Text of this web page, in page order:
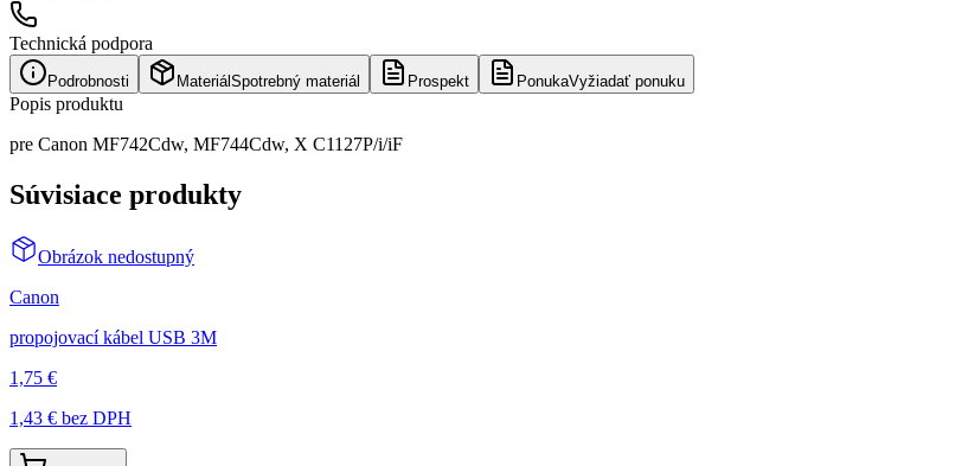
Technická podpora
Podrobnosti Materiál Spotrebný materiál Prospekt PonukaVyžiadať ponuku
Popis produktu
pre Canon MF742Cdw, MF744Cdw, X C1127P/i/iF
Súvisiace produkty
Obrázok nedostupný
Canon
propojovací kábel USB 3M
1,75 €
1,43 € bez DPH